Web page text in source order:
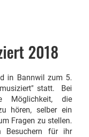
2018
in Bannwil zum 5.
statt. Bei
Möglichkeit, die
hören, selber ein
Fragen zu stellen.
für ihr